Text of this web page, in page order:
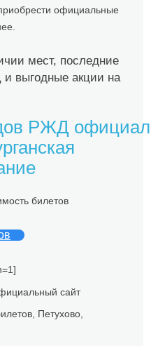
официальные
мест, последние
и выгодные акции на
РЖД
билетов
сайт
Петухово,